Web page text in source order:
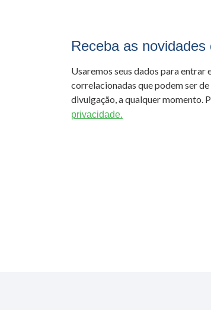
Receba as novidades
Usaremos seus dados para
correlacionadas que podem ser
divulgação, a qualquer momento.
privacidade.